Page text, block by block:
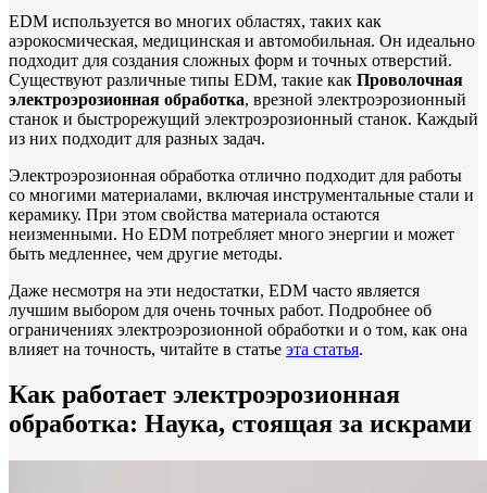
EDM используется во многих областях, таких как
аэрокосмическая, медицинская и автомобильная. Он идеально
подходит для создания сложных форм и точных отверстий.
Существуют различные типы EDM, такие как Проволочная
электроэрозионная обработка, врезной электроэрозионный
станок и быстрорежущий электроэрозионный станок. Каждый
из них подходит для разных задач.
Электроэрозионная обработка отлично подходит для работы
со многими материалами, включая инструментальные стали и
керамику. При этом свойства материала остаются
неизменными. Но EDM потребляет много энергии и может
быть медленнее, чем другие методы.
Даже несмотря на эти недостатки, EDM часто является
лучшим выбором для очень точных работ. Подробнее об
ограничениях электроэрозионной обработки и о том, как она
влияет на точность, читайте в статье эта статья.
Как работает электроэрозионная
обработка: Наука, стоящая за искрами